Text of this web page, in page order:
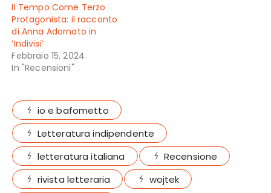
Il Tempo Come Terzo
Protagonista: il racconto
di Anna Adornato in
‘Indivisi’
Febbraio 15, 2024
In "Recensioni"
io e bafometto
Letteratura indipendente
letteratura italiana
Recensione
rivista letteraria
wojtek